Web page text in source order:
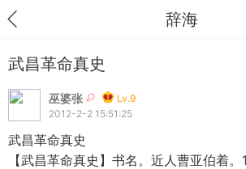
辞海
武昌革命真史
巫婆张
Lv.9
2012-2-2 15:51:25
武昌革命真史
【武昌革命真史】书名。近人曹亚伯着